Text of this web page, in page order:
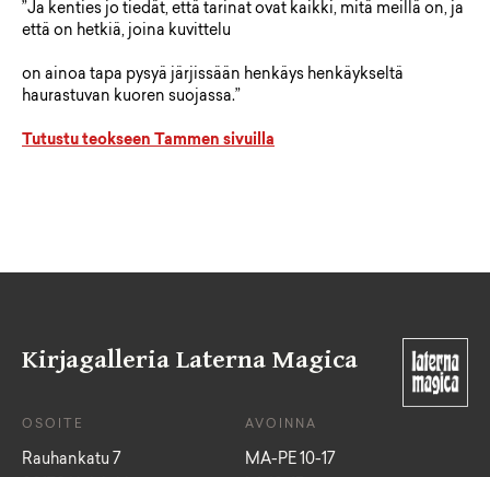
”Ja kenties jo tiedät, että tarinat ovat kaikki, mitä meillä on, ja
että on hetkiä, joina kuvittelu
on ainoa tapa pysyä järjissään henkäys henkäykseltä
haurastuvan kuoren suojassa.”
Tutustu teokseen Tammen sivuilla
Kirjagalleria Laterna Magica
OSOITE
Rauhankatu 7
AVOINNA
MA-PE 10-17